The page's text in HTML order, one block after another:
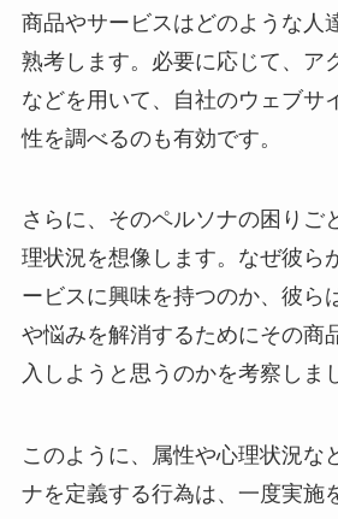
商品やサービスはどのような人
熟考します。必要に応じて、ア
などを用いて、自社のウェブサ
性を調べるのも有効です。
さらに、そのペルソナの困りご
理状況を想像します。なぜ彼ら
ービスに興味を持つのか、彼ら
や悩みを解消するためにその商
入しようと思うのかを考察しま
このように、属性や心理状況な
ナを定義する行為は、一度実施